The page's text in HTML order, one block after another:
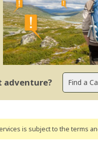
adventure?
is subject to the terms